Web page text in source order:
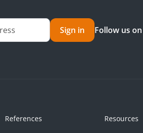
Sign in Follow us
References Resources